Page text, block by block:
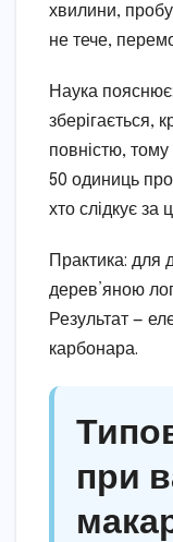
хвилини,
не тече,
Наука
зберігається,
повністю, тому
50 одиниць
хто слідкує за
Практика: для
дерев’яною
Результат —
карбонара.
при